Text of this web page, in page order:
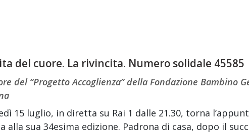
del cuore. La rivincita. Numero solidale 45585
del “Progetto Accoglienza” della Fondazione Bambino
15 luglio, in diretta su Rai 1 dalle 21.30, torna
alla sua 34esima edizione. Padrona di casa, dopo il